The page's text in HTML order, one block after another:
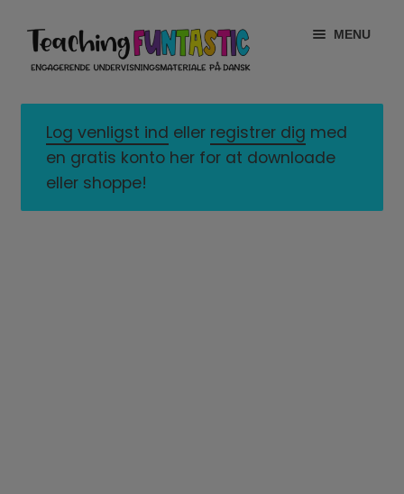
Spring
navigation
Spring
indhold
MENU
EXPAND
CHILD
MENU
MIN KONTO
GRATISMATERIALE
Log venligst ind eller registrer dig med
en gratis konto her for at downloade
eller shoppe!